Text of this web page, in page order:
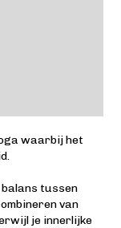
waarbij het
balans tussen
van
je innerlijke